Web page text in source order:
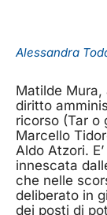
Alessandra
Matilde
diritto
ricorso (Tar o
Marcello
Aldo Atzori.
innescata
che nelle
deliberato in
dei posti di